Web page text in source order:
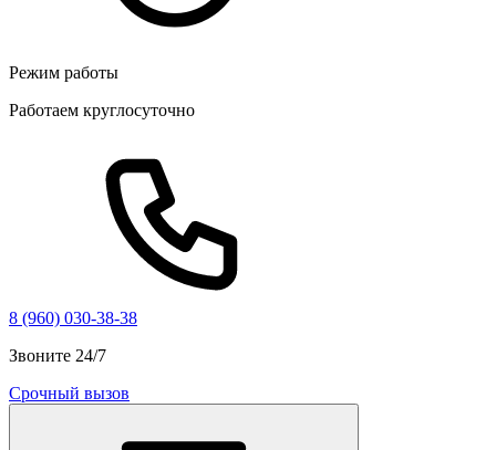
Режим работы
Работаем круглосуточно
8 (960) 030-38-38
Звоните 24/7
Срочный вызов